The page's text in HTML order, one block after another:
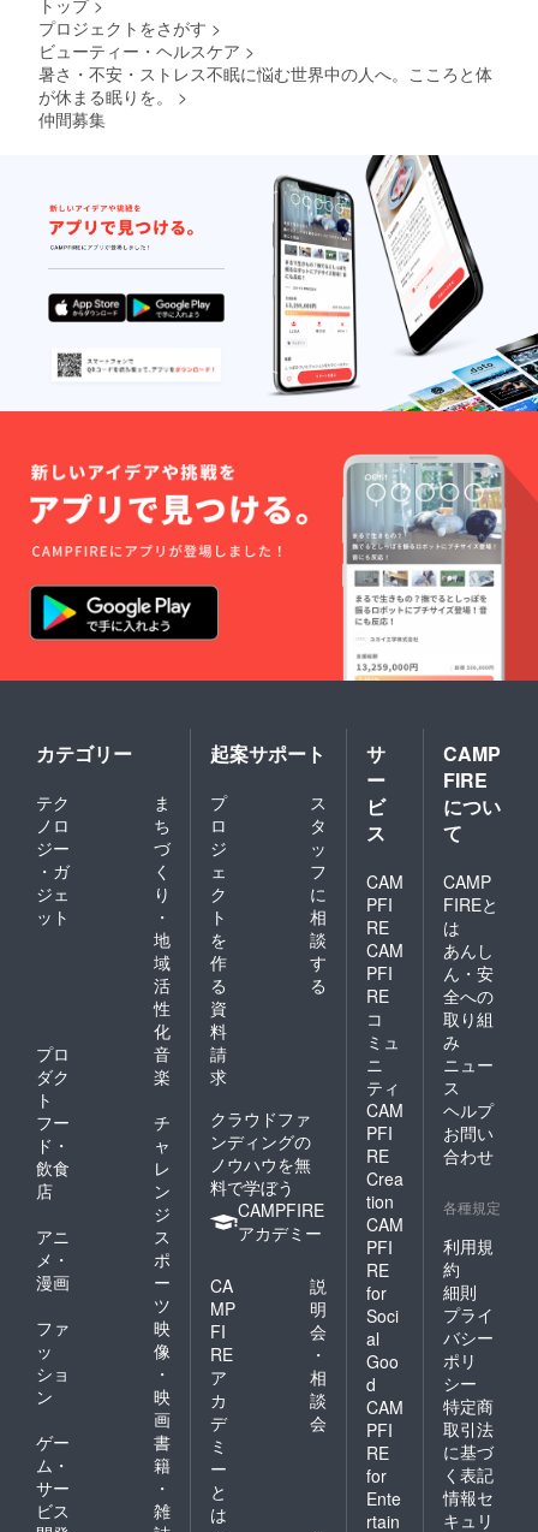
プロジェクトをさがす >
ビューティー・ヘルスケア >
暑さ・不安・ストレス不眠に悩む世界中の人へ。こころと体
が休まる眠りを。
>
仲間募集
カテゴリー
テク
ノロ
ジー
・ガ
ジェ
ット
ま
ち
づ
く
り
・
地
域
活
性
化
プロ
ダク
ト
音
楽
フー
ド・
飲食
店
チ
ャ
レ
ン
ジ
アニ
メ・
漫画
ス
ポ
ー
ツ
ファ
ッ
ショ
ン
映
像
・
映
画
ゲー
ム・
サー
ビス
書
籍
・
雑
起案サポート
プ
ロ
ジ
ェ
ク
ト
を
作
る
ス
タ
ッ
フ
に
相
談
す
る
資
料
請
求
クラウドファ
ンディングの
ノウハウを無
料で学ぼう
CAMPFIRE
アカデミー
CA
MP
FI
RE
ア
カ
デ
ミ
ー
と
は
説
明
会
・
相
談
会
サ
ー
ビ
ス
CAM
PFI
RE
CAM
PFI
RE
コ
ミュ
ニ
ティ
CAM
PFI
RE
Crea
tion
CAM
PFI
RE
for
Soci
al
Goo
d
CAM
PFI
RE
for
Ente
rtain
CAMP
FIRE
につい
て
CAMP
FIREと
は
あんし
ん・安
全への
取り組
み
ニュー
ス
ヘルプ
お問い
合わせ
各種規定
利用規
約
細則
プライ
バシー
ポリ
シー
特定商
取引法
に基づ
く表記
情報セ
キュリ